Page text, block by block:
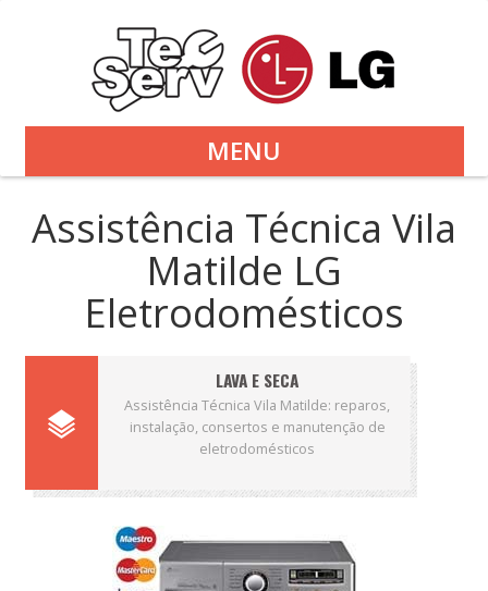
MENU
Assistência Técnica Vila
Matilde LG
Eletrodomésticos
LAVA E SECA
Assistência Técnica Vila Matilde: reparos,
instalação, consertos e manutenção de
eletrodomésticos